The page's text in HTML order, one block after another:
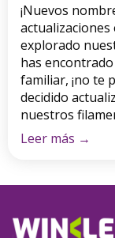
¡Nuevos
actualizaciones
explorado
has
familiar, ¡no te
decidido
nuestros
Leer más →